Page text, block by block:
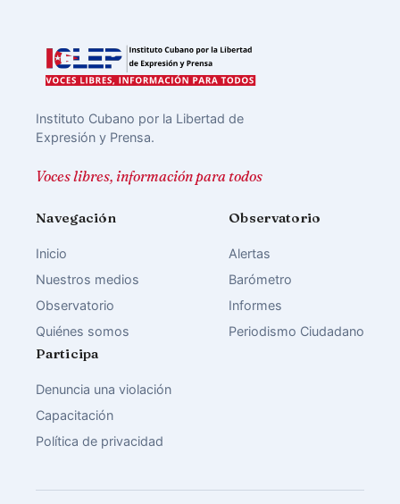
Instituto Cubano por la Libertad de
Expresión y Prensa.
Voces libres, información para todos
Navegación
Inicio
Nuestros medios
Observatorio
Quiénes somos
Observatorio
Alertas
Barómetro
Informes
Periodismo Ciudadano
Participa
Denuncia una violación
Capacitación
Política de privacidad